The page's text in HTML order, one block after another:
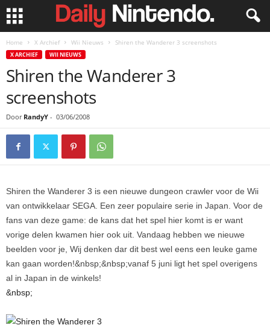
Home X Archief Wii Nieuws Shiren the Wanderer 3 screenshots
X ARCHIEF WII NIEUWS
Shiren the Wanderer 3
screenshots
Door RandyY - 03/06/2008
Shiren the Wanderer 3 is een nieuwe dungeon crawler voor de Wii
van ontwikkelaar SEGA. Een zeer populaire serie in Japan. Voor de
fans van deze game: de kans dat het spel hier komt is er want
vorige delen kwamen hier ook uit. Vandaag hebben we nieuwe
beelden voor je, Wij denken dar dit best wel eens een leuke game
kan gaan worden!&nbsp;&nbsp;vanaf 5 juni ligt het spel overigens
al in Japan in de winkels!
&nbsp;